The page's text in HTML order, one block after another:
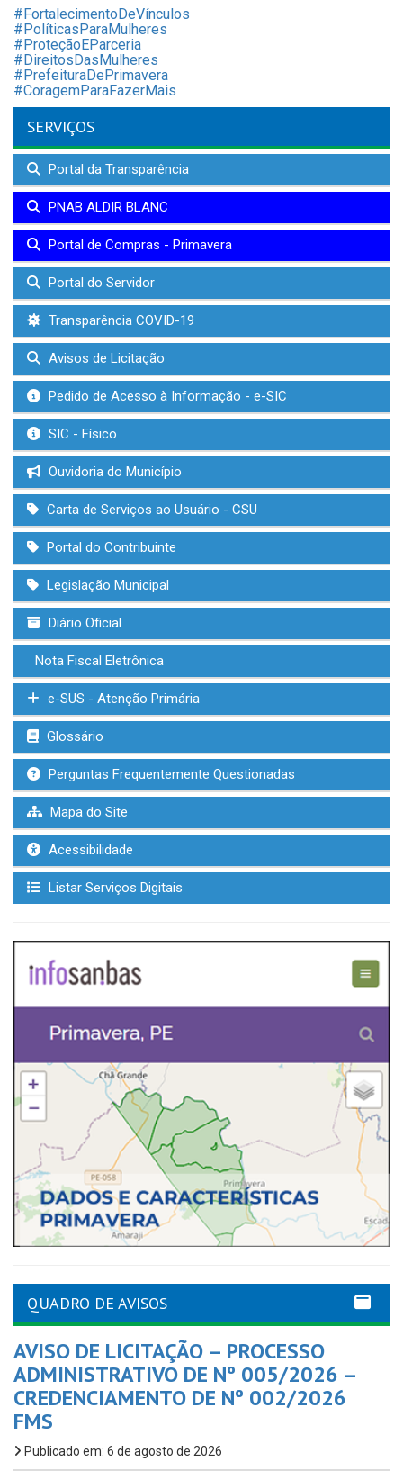
#FortalecimentoDeVínculos
#PolíticasParaMulheres
#ProteçãoEParceria
#DireitosDasMulheres
#PrefeituraDePrimavera
#CoragemParaFazerMais
SERVIÇOS
Portal da Transparência
PNAB ALDIR BLANC
Portal de Compras - Primavera
Portal do Servidor
Transparência COVID-19
Avisos de Licitação
Pedido de Acesso à Informação - e-SIC
SIC - Físico
Ouvidoria do Município
Carta de Serviços ao Usuário - CSU
Portal do Contribuinte
Legislação Municipal
Diário Oficial
Nota Fiscal Eletrônica
e-SUS - Atenção Primária
Glossário
Perguntas Frequentemente Questionadas
Mapa do Site
Acessibilidade
Listar Serviços Digitais
QUADRO DE AVISOS
AVISO DE LICITAÇÃO – PROCESSO
ADMINISTRATIVO DE Nº 005/2026 –
CREDENCIAMENTO DE Nº 002/2026
FMS
Publicado em: 6 de agosto de 2026